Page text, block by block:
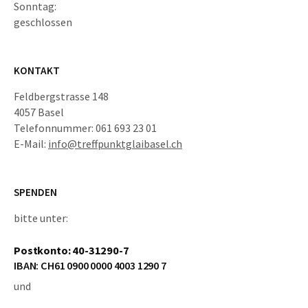
Sonntag:
geschlossen
KONTAKT
Feldbergstrasse 148
4057 Basel
Telefonnummer: 061 693 23 01
E-Mail: info@treffpunktglaibasel.ch
SPENDEN
bitte unter:
Postkonto: 40-31290-7
IBAN: CH61 0900 0000 4003 1290 7
und